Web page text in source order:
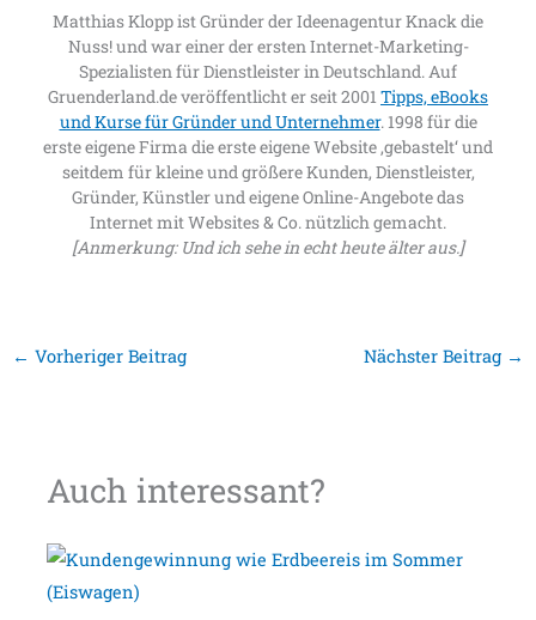
Matthias Klopp ist Gründer der Ideenagentur Knack die
Nuss! und war einer der ersten Internet-Marketing-
Spezialisten für Dienstleister in Deutschland. Auf
Gruenderland.de veröffentlicht er seit 2001 Tipps, eBooks
und Kurse für Gründer und Unternehmer. 1998 für die
erste eigene Firma die erste eigene Website ‚gebastelt‘ und
seitdem für kleine und größere Kunden, Dienstleister,
Gründer, Künstler und eigene Online-Angebote das
Internet mit Websites & Co. nützlich gemacht.
[Anmerkung: Und ich sehe in echt heute älter aus.]
← Vorheriger Beitrag Nächster Beitrag →
Auch interessant?